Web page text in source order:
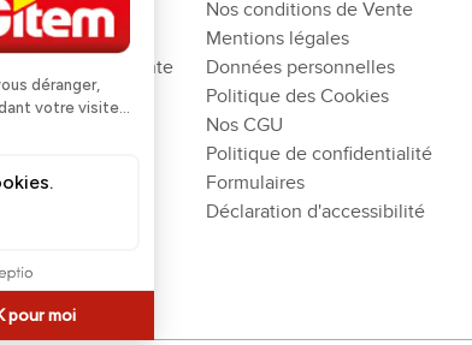
Pose et services
Financement
Service Après Vente
Nos conditions de Vente
Mentions légales
Données personnelles
Politique des Cookies
Nos CGU
Politique de confidentialité
Formulaires
Déclaration d'accessibilité